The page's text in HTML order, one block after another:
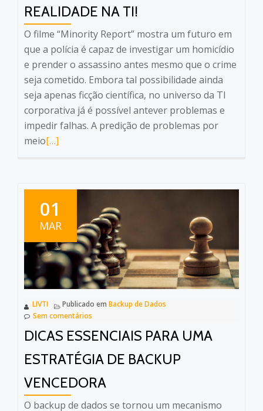
REALIDADE NA TI!
O filme “Minority Report” mostra um futuro em
que a polícia é capaz de investigar um homicídio
e prender o assassino antes mesmo que o crime
seja cometido. Embora tal possibilidade ainda
seja apenas ficção científica, no universo da TI
corporativa já é possível antever problemas e
impedir falhas. A predição de problemas por
meioLeia
futuro?
Com
Monitoramento
isso
já
é
realidade
na
[…]
01
MAR
LIVTI Publicado em Backup de Dados
Sem comentários
DICAS ESSENCIAIS PARA UMA
ESTRATÉGIA DE BACKUP
VENCEDORA
O backup de dados se tornou um mecanismo